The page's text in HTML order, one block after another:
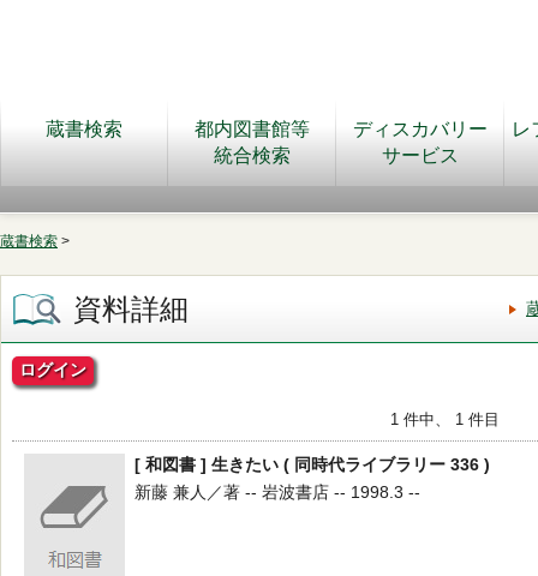
蔵書検索
都内図書館等
統合検索
ディスカバリー
サービス
レ
蔵書検索 >
資料詳細
ログイン
1 件中、 1 件目
[ 和図書 ] 生きたい ( 同時代ライブラリー 336 )
新藤 兼人／著 -- 岩波書店 -- 1998.3 --